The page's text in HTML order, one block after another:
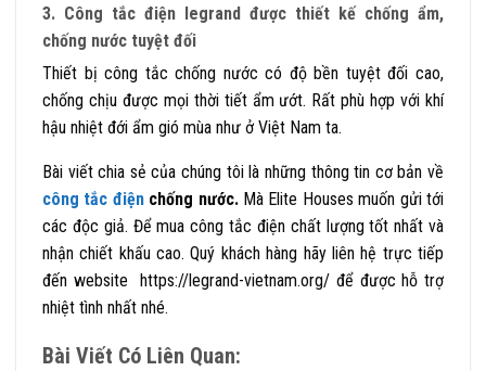
3. Công tắc điện legrand được thiết kế chống ẩm,
chống nước tuyệt đối
Thiết bị công tắc chống nước có độ bền tuyệt đối cao,
chống chịu được mọi thời tiết ẩm ướt. Rất phù hợp với khí
hậu nhiệt đới ẩm gió mùa như ở Việt Nam ta.
Bài viết chia sẻ của chúng tôi là những thông tin cơ bản về
công tắc điệnchống nước. Mà Elite Houses muốn gửi tới
các độc giả. Để mua công tắc điện chất lượng tốt nhất và
nhận chiết khấu cao. Quý khách hàng hãy liên hệ trực tiếp
đến website https://legrand-vietnam.org/ để được hỗ trợ
nhiệt tình nhất nhé.
Bài Viết Có Liên Quan: